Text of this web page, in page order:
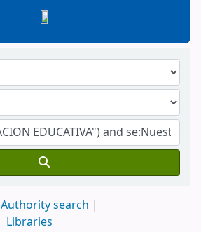
Authority search
Libraries